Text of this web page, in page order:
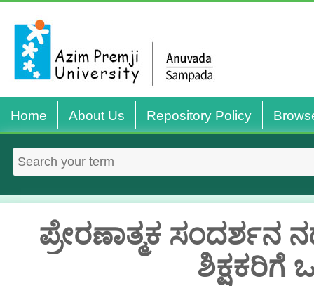
Home About Us Repository Policy
ಪ್ರೇರಣಾತ್ಮಕ ಸಂದರ್ಶನ
ಶಿಕ್ಷಕರಿಗೆ